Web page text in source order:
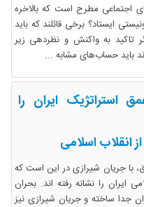
اجتماعی مطرح است که بالاخره
ایستاد؟ برخی قائلند که باید
تاکید به واکنش و نظردهی زیر
باید حساب‌های مشابه ...
استراتژیک ایران را
انقلاب اسلامی
با جریان شیرازی در این است که
ایران را نشانه رفته اند. بحران
جدا ساخته و جریان شیرازی نیز